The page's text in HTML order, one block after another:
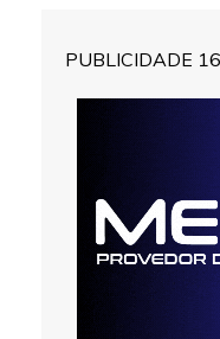
PUBLICIDADE 16